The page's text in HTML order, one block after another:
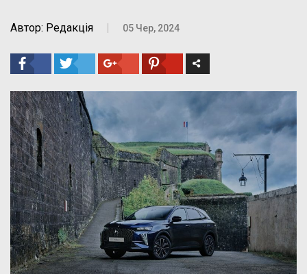
Автор: Редакція | 05 Чер, 2024